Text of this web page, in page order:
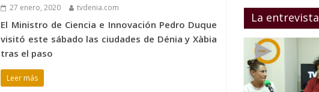
27 enero, 2020 tvdenia.com
El Ministro de Ciencia e Innovación Pedro Duque
visitó este sábado las ciudades de Dénia y Xàbia
tras el paso
Leer más
La entrevista